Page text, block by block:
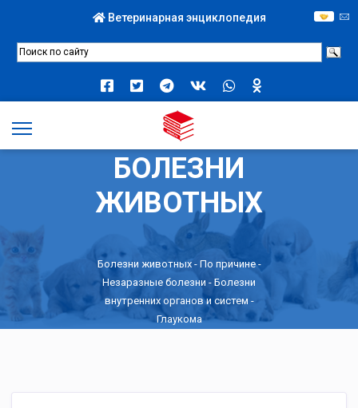
Ветеринарная энциклопедия
БОЛЕЗНИ
ЖИВОТНЫХ
Болезни животных - По причине-
Незаразные болезни - Болезни
внутренних органов и систем -
Глаукома